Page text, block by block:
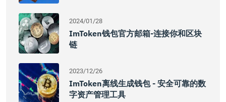
2024/01/28
ImToken钱包官方邮箱-连接你和区块
链
2023/12/26
ImToken离线生成钱包 - 安全可靠的数
字资产管理工具